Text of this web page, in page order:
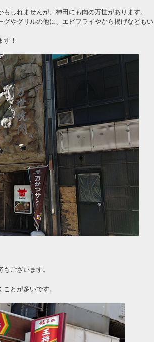
しれませんが、神田にも肉の万世があります。
やグリルの他に、エビフライやから揚げなどもい
！
ございます。
とが多いです。